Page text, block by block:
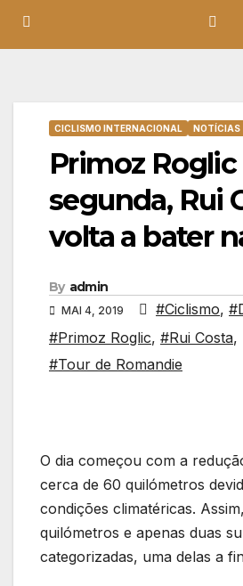
CICLISMO INTERNACIONAL NOTÍCIAS
Primoz Roglic
segunda, Rui
volta a bater
By admin
MAI 4, 2019 #Ciclismo,
#Primoz Roglic, #Rui Costa,
#Tour de Romandie
O dia começou com a
cerca de 60 quilómetros
condições climatéricas.
quilómetros e apenas duas
categorizadas, uma delas a